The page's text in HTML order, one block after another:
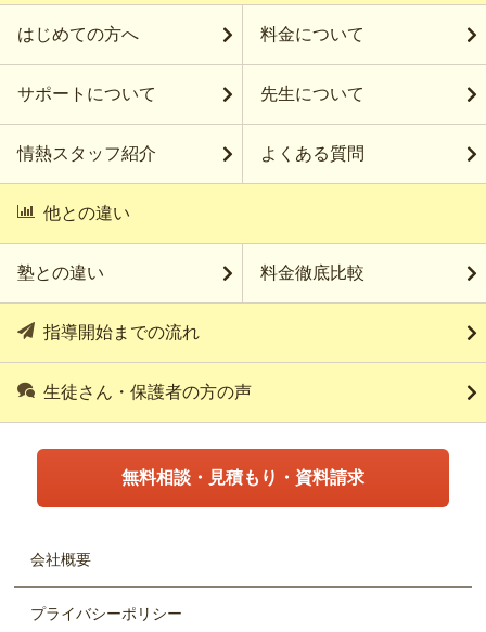
はじめての方へ 料金について
サポートについて 先生について
情熱スタッフ紹介 よくある質問
他との違い
塾との違い 料金徹底比較
指導開始までの流れ
生徒さん・保護者の方の声
無料相談・見積もり・資料請求
会社概要
プライバシーポリシー